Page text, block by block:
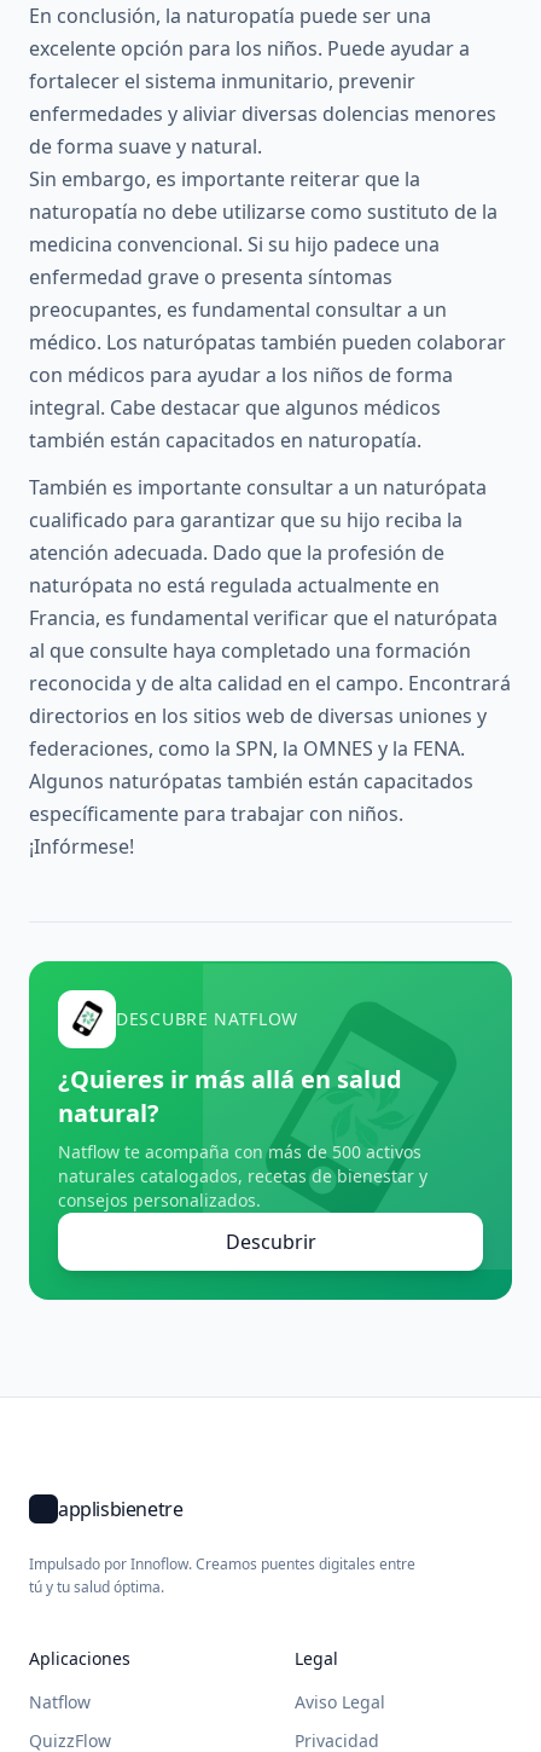
En conclusión, la naturopatía puede ser una
excelente opción para los niños. Puede ayudar a
fortalecer el sistema inmunitario, prevenir
enfermedades y aliviar diversas dolencias menores
de forma suave y natural.
Sin embargo, es importante reiterar que la
naturopatía no debe utilizarse como sustituto de la
medicina convencional. Si su hijo padece una
enfermedad grave o presenta síntomas
preocupantes, es fundamental consultar a un
médico. Los naturópatas también pueden colaborar
con médicos para ayudar a los niños de forma
integral. Cabe destacar que algunos médicos
también están capacitados en naturopatía.
También es importante consultar a un naturópata
cualificado para garantizar que su hijo reciba la
atención adecuada. Dado que la profesión de
naturópata no está regulada actualmente en
Francia, es fundamental verificar que el naturópata
al que consulte haya completado una formación
reconocida y de alta calidad en el campo. Encontrará
directorios en los sitios web de diversas uniones y
federaciones, como la SPN, la OMNES y la FENA.
Algunos naturópatas también están capacitados
específicamente para trabajar con niños.
¡Infórmese!
DESCUBRE NATFLOW
¿Quieres ir más allá en salud
natural?
Natflow te acompaña con más de 500 activos
naturales catalogados, recetas de bienestar y
consejos personalizados.
Descubrir
applisbienetre
Impulsado por Innoflow. Creamos puentes digitales entre
tú y tu salud óptima.
Aplicaciones
Natflow
QuizzFlow
Legal
Aviso Legal
Privacidad